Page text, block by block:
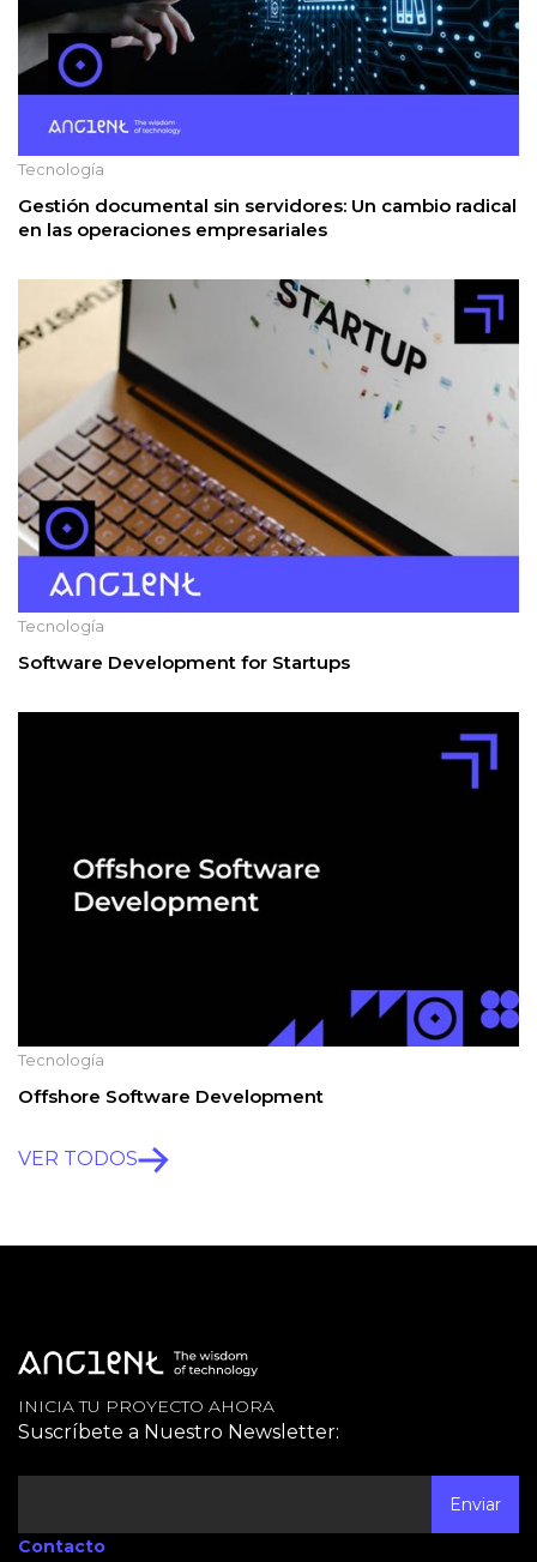
Tecnología
Gestión documental sin servidores: Un cambio radical
en las operaciones empresariales
Tecnología
Software Development for Startups
Tecnología
Offshore Software Development
VER TODOS
INICIA TU PROYECTO AHORA
Suscríbete a Nuestro Newsletter:
Contacto